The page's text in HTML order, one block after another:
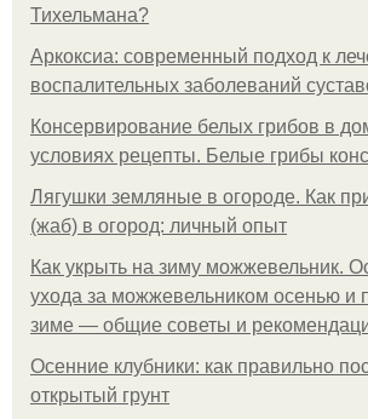
Тихельмана?
Аркоксиа: современный подход к
воспалительных заболеваний
Консервирование белых грибов в
условиях рецепты. Белые грибы
Лягушки земляные в огороде. Как
(жаб) в огород: личный опыт
Как укрыть на зиму можжевельник.
ухода за можжевельником осенью и
зиме — общие советы и
Осенние клубники: как правильно
открытый грунт